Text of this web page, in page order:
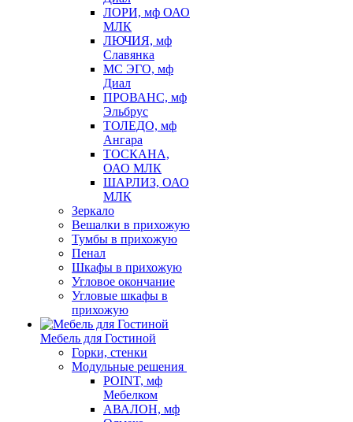
ЛОРИ, мф ОАО
МЛК
ЛЮЧИЯ, мф
Славянка
МС ЭГО, мф
Диал
ПРОВАНС, мф
Эльбрус
ТОЛЕДО, мф
Ангара
ТОСКАНА,
ОАО МЛК
ШАРЛИЗ, ОАО
МЛК
Зеркало
Вешалки в прихожую
Тумбы в прихожую
Пенал
Шкафы в прихожую
Угловое окончание
Угловые шкафы в
прихожую
Мебель для Гостиной
Горки, стенки
Модульные решения
POINT, мф
Мебелком
АВАЛОН, мф